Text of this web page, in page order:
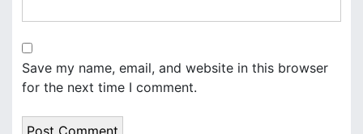
Save my name, email, and website in this browser
for the next time I comment.